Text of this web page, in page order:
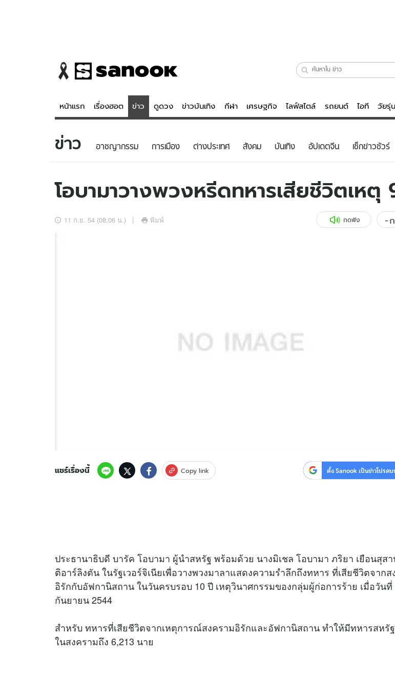
หน้าแรก เรื่องฮอต ข่าว ดูดวง ข่าวบันเทิง กีฬา เศรษฐกิจ ไลฟ์สไตล์ รถยนต์ ไอที วัยรุ่น
ข่าว
ข่าวบันเทิง
ดูดวง - ตรวจหวย
สถิติหวยไทย
ไลฟ์สไตล์
วัยรุ่น
รถยนต์
ติดตามสนุกโซเชียลได้ที่
ข่าว อาชญากรรม การเมือง ต่างประเทศ สังคม บันเทิง อัปเดตจีน เช็กข่าวชัวร์
โอบามาวางพวงหรีดทหารเสียชีวิตเหตุ
11 ก.ย. 54 (08:06 น.) พิมพ์ กดฟัง -ก
แชร์เรื่องนี้ Copy link ตั้ง Sanook เป็นข่าวโปรด
ประธานาธิบดี บารัค โอบามา ผู้นำสหรัฐ พร้อมด้วย นางมิเชล โอบามา ภริยา เยือนสุส
ติอาร์ลิงตัน ในรัฐเวอร์จิเนียเพื่อวางพวงมาลาแสดงความรำลึกถึงทหาร ที่เสียชีวิตจากส
อิรักกับอัฟกานิสถาน ในวันครบรอบ 10 ปี เหตุวินาศกรรมของกลุ่มผู้ก่อการร้าย เมื่อวันที่
กันยายน 2544
สำหรับ ทหารที่เสียชีวิตจากเหตุการณ์สงครามอิรักและอัฟกานิสถาน ทำให้มีทหารสหรั
ในสงครามถึง 6,213 นาย